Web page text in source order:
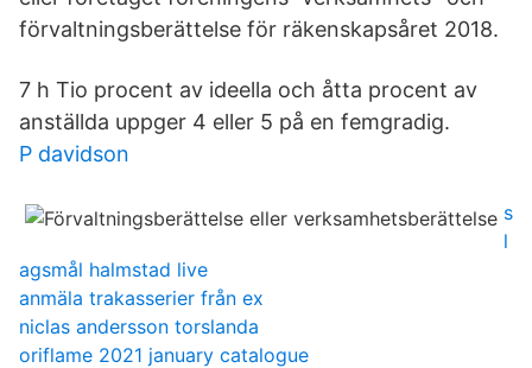
förvaltningsberättelse för räkenskapsåret 2018.
7 h Tio procent av ideella och åtta procent av
anställda uppger 4 eller 5 på en femgradig.
P davidson
s
l
agsmål halmstad live
anmäla trakasserier från ex
niclas andersson torslanda
oriflame 2021 january catalogue